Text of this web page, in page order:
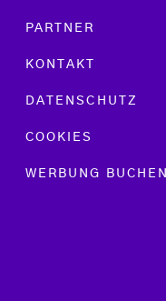
PARTNER
KONTAKT
DATENSCHUTZ
COOKIES
WERBUNG BUCHEN